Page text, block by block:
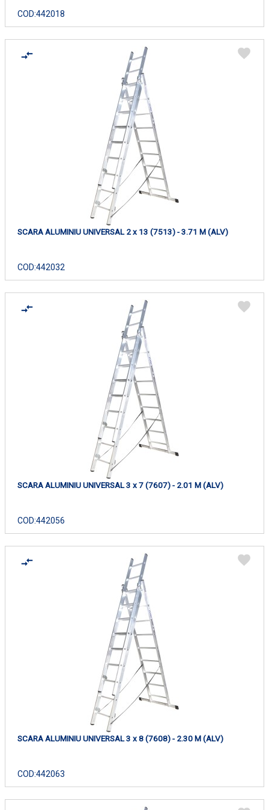
COD:442018
SCARA ALUMINIU UNIVERSAL 2 x 13 (7513) - 3.71 M (ALV)
COD:442032
SCARA ALUMINIU UNIVERSAL 3 x 7 (7607) - 2.01 M (ALV)
COD:442056
SCARA ALUMINIU UNIVERSAL 3 x 8 (7608) - 2.30 M (ALV)
COD:442063